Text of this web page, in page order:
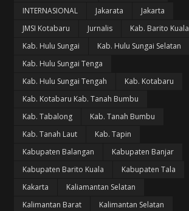
INTERNASIONAL
Jakarata
Jakarta
JMSI Kotabaru
Jurnalis
Kab. Barito Kuala
Kab. Hulu Sungai
Kab. Hulu Sungai Selatan
Kab. Hulu Sungai Tenga
Kab. Hulu Sungai Tengah
Kab. Kotabaru
Kab. Kotabaru Kab. Tanah Bumbu
Kab. Tabalong
Kab. Tanah Bumbu
Kab. Tanah Laut
Kab. Tapin
Kabupaten Balangan
Kabupaten Banjar
Kabupaten Barito Kuala
Kabupaten Tala
Kakarta
Kaliamantan Selatan
Kalimantan Barat
Kalimantan Selatan